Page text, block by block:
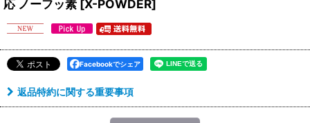
応 ノーフッ素 [X-POWDER]
Facebookでシェア
返品特約に関する重要事項